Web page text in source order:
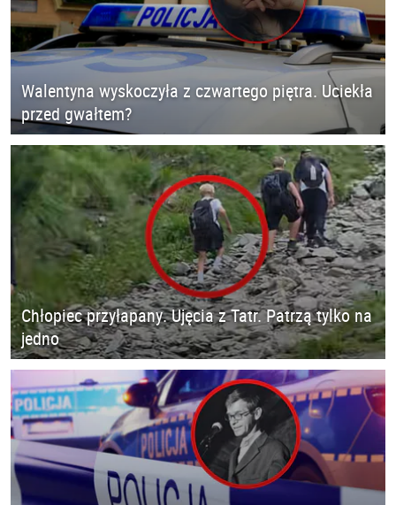
Walentyna wyskoczyła z czwartego piętra. Uciekła
przed gwałtem?
Chłopiec przyłapany. Ujęcia z Tatr. Patrzą tylko na
jedno